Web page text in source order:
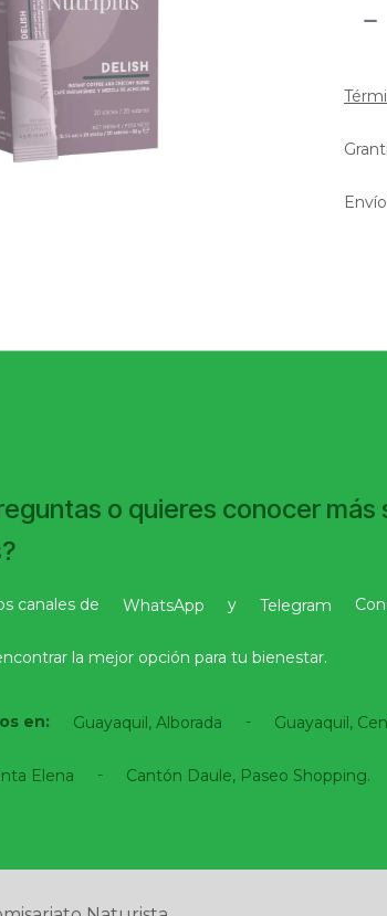
en: Guayaquil, Alborada - Guayaquil,
Elena - Cantón Daule, Paseo Shopping.​
o quieres conocer más
canales de WhatsApp y Telegram
la mejor opción para tu bienestar.